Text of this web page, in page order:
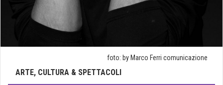
foto: by Marco Ferri comunicazione
ARTE, CULTURA & SPETTACOLI